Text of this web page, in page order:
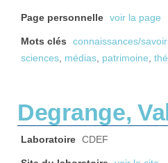
Page personnelle voir la page
Mots clés connaissances/
sciences, médias, patrimoine,
Degrange,
Laboratoire CDEF